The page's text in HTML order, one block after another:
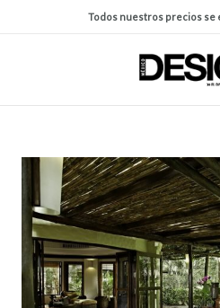
Todos nuestros precios se